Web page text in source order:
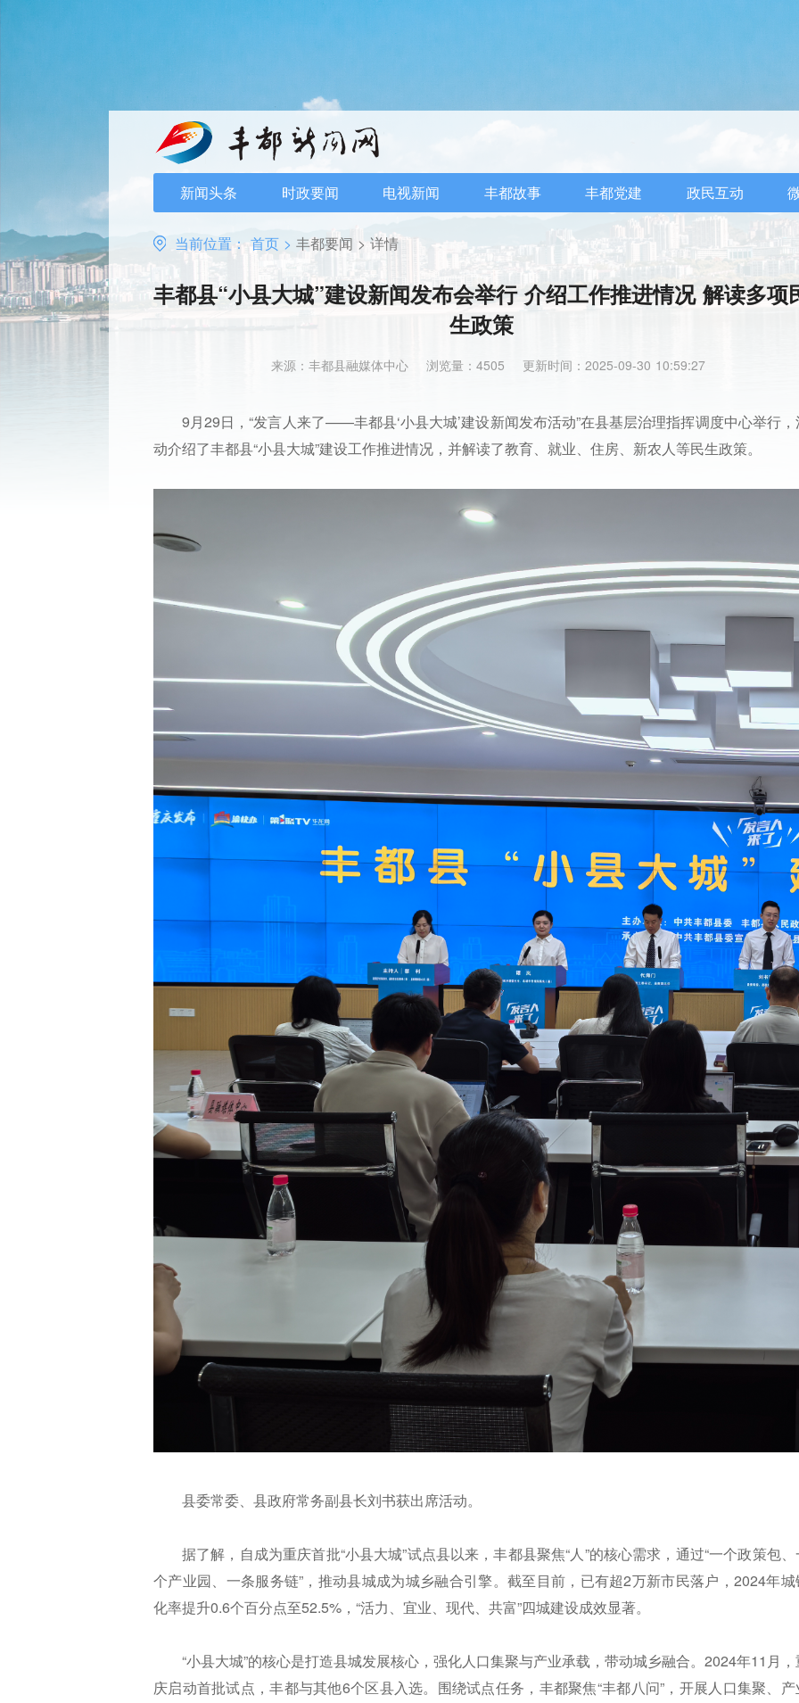
新闻头条 时政要闻 电视新闻 丰都故事 丰都党建 政民互动
当前位置：首页 > 丰都要闻 > 详情
丰都县“小县大城”建设新闻发布会举行 介绍工作推进情况 解读多项
生政策
来源：丰都县融媒体中心 浏览量：4505 更新时间：2025-09-30 10:59:27
9月29日，“发言人来了——丰都县‘小县大城’建设新闻发布活动”在县基层治理指挥调度中心举行
动介绍了丰都县“小县大城”建设工作推进情况，并解读了教育、就业、住房、新农人等民生政策。
县委常委、县政府常务副县长刘书获出席活动。
据了解，自成为重庆首批“小县大城”试点县以来，丰都县聚焦“人”的核心需求，通过“一个政策包
个产业园、一条服务链”，推动县城成为城乡融合引擎。截至目前，已有超2万新市民落户，2024年城
化率提升0.6个百分点至52.5%，“活力、宜业、现代、共富”四城建设成效显著。
“小县大城”的核心是打造县城发展核心，强化人口集聚与产业承载，带动城乡融合。2024年11月
庆启动首批试点，丰都与其他6个区县入选。围绕试点任务，丰都聚焦“丰都八问”，开展人口集聚、产